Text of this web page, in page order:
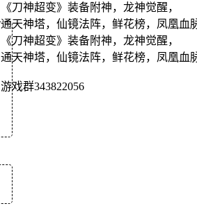
《刀神超变》装备附神，龙神觉醒，
通天神塔，仙镜法阵，鲜花榜，凤凰血
《刀神超变》装备附神，龙神觉醒，
通天神塔，仙镜法阵，鲜花榜，凤凰血
游戏群343822056